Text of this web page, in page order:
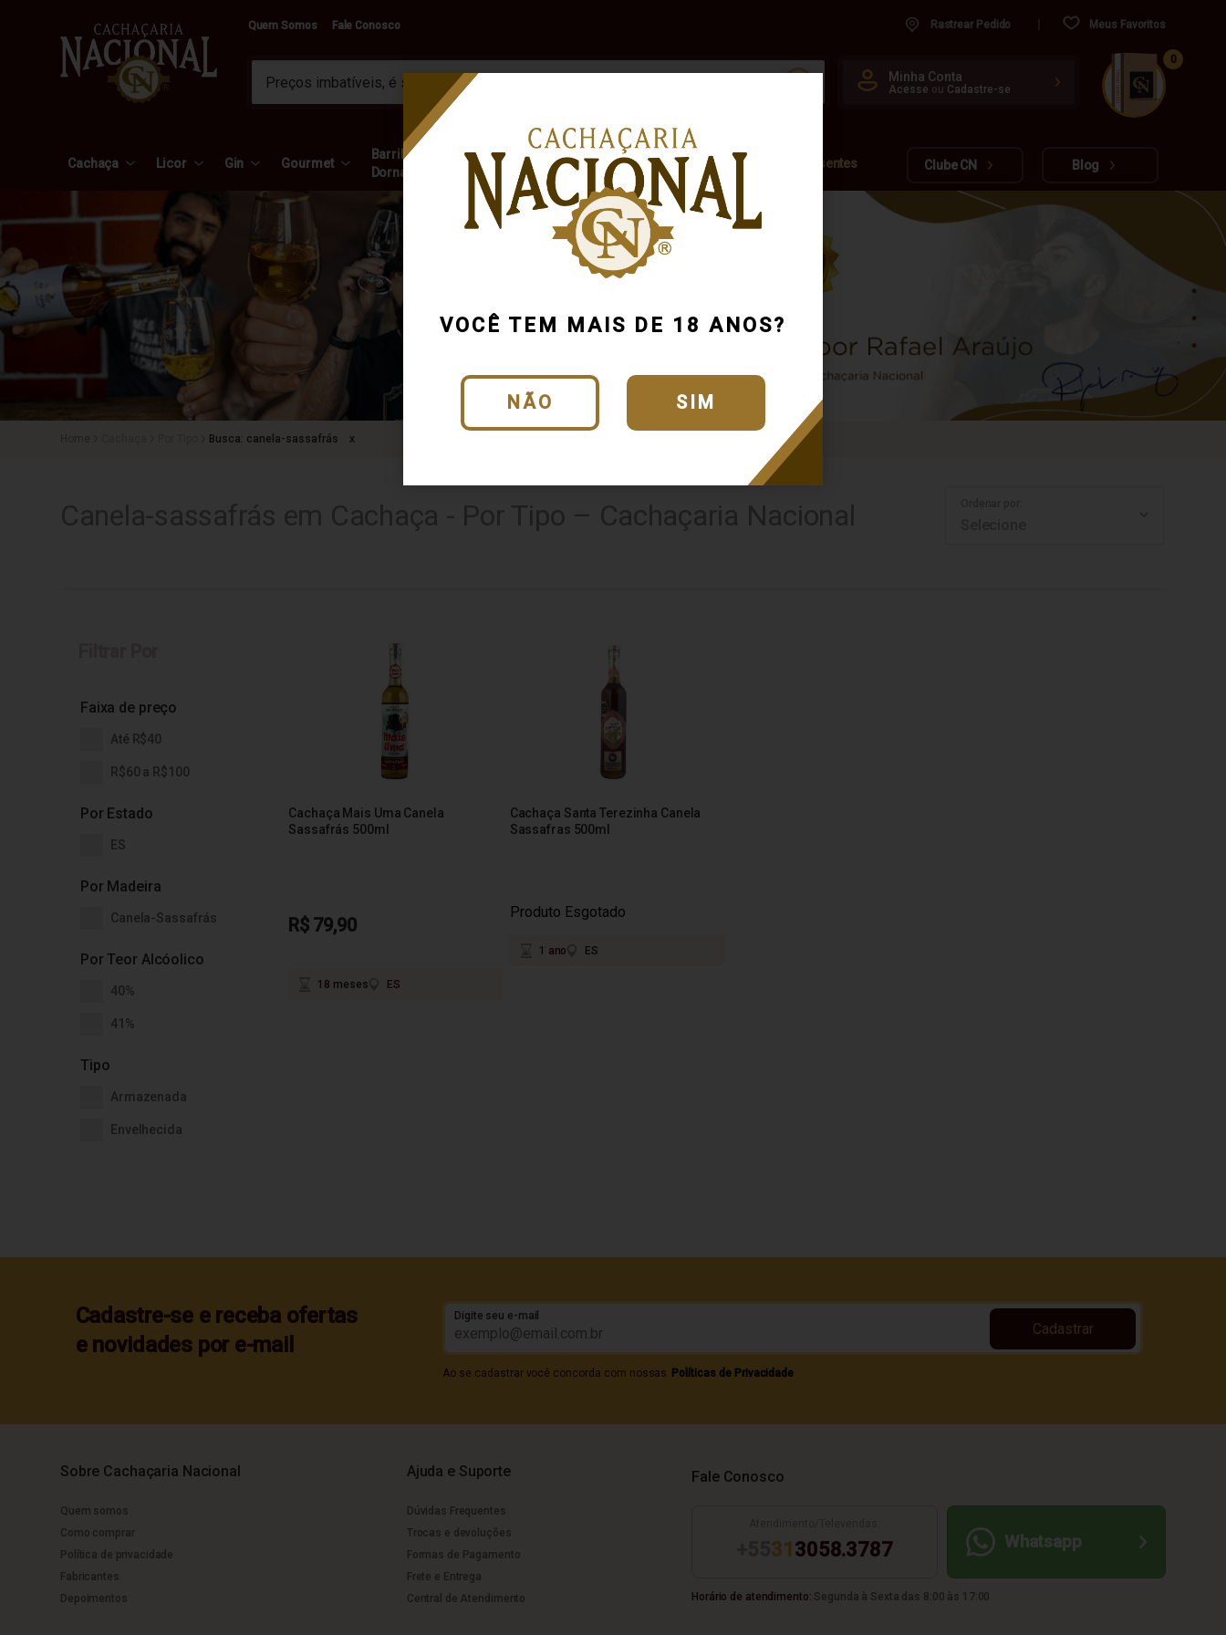
VOCÊ TEM MAIS DE 18 ANOS?
NÃO SIM
Quem Somos Fale Conosco Rastrear Pedido Meus Favoritos
Minha Conta
Acesse ou Cadastre-se
www.cachacarianacional.com.br
CUIDADO FRÁGIL
0
Cachaça Licor Gin Gourmet
Barril e
Dorna
Acessórios
Outras
Bebidas
Marcas Presentes Clube CN Blog
Busca: canela-sassafrás x
Por Estado
ES
Por Madeira
Canela-Sassafrás
Por Teor Alcóolico
40%
41%
Tipo
Armazenada
Envelhecida
Faixa de preço
Até R$40
R$60 a R$100
Cachaça Mais Uma Canela
Sassafrás 500ml
R$ 79,90
18 meses ES
Cachaça Santa Terezinha Canela
Sassafras 500ml
Produto Esgotado
1 ano ES
Cadastre-se e receba ofertas
e novidades por e-mail
Digite seu e-mail
Ao se cadastrar você concorda com nossas Políticas de Privacidade
Cadastrar
Sobre Cachaçaria Nacional
Quem somos
Como comprar
Política de privacidade
Fabricantes
Depoimentos
Ajuda e Suporte
Dúvidas Frequentes
Trocas e devoluções
Formas de Pagamento
Frete e Entrega
Central de Atendimento
Fale Conosco
31 3058.3787 Whatsapp
Horário de atendimento: Segunda à Sexta das 8:00 às 17:00